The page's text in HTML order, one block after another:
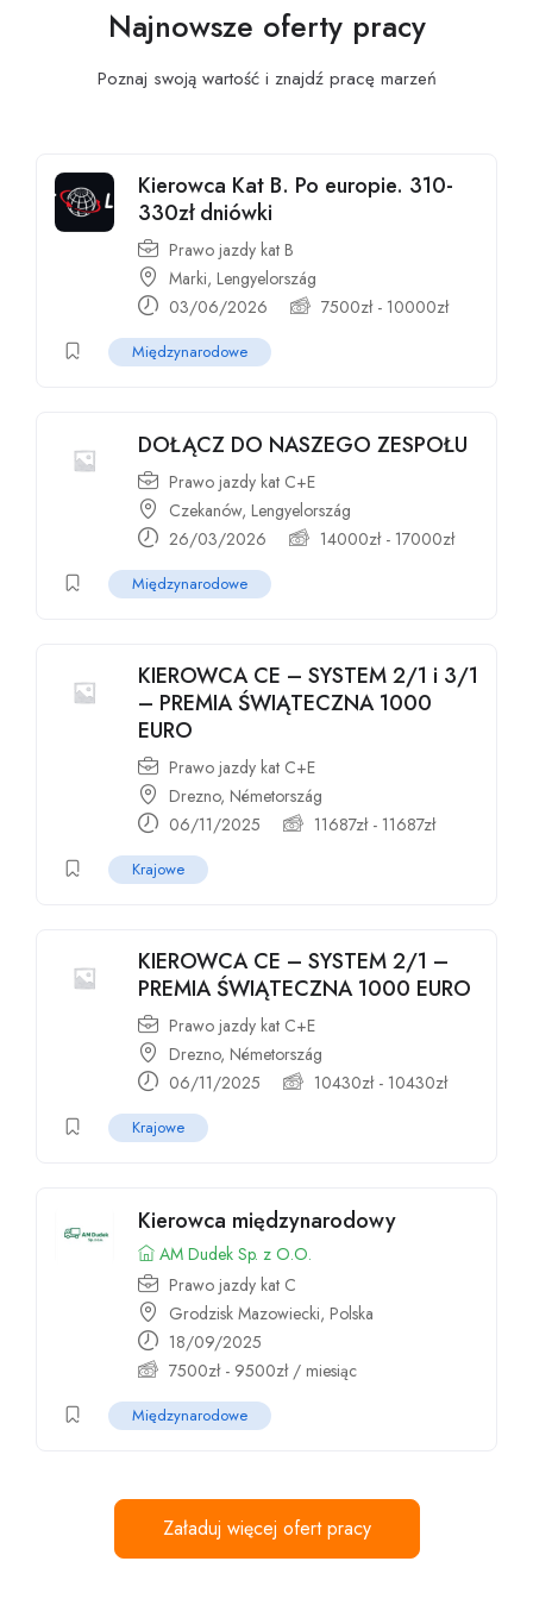
Najnowsze oferty pracy
Poznaj swoją wartość i znajdź pracę marzeń
Kierowca Kat B. Po europie. 310-
330zł dniówki
Prawo jazdy kat B
Marki, Lengyelország
03/06/2026
7500zł- 10000zł
Międzynarodowe
DOŁĄCZ DO NASZEGO ZESPOŁU
Prawo jazdy kat C+E
Czekanów, Lengyelország
26/03/2026
14000zł- 17000zł
Międzynarodowe
KIEROWCA CE – SYSTEM 2/1 i 3/1
– PREMIA ŚWIĄTECZNA 1000
EURO
Prawo jazdy kat C+E
Drezno, Németország
06/11/2025
11687zł- 11687zł
Krajowe
KIEROWCA CE – SYSTEM 2/1 –
PREMIA ŚWIĄTECZNA 1000 EURO
Prawo jazdy kat C+E
Drezno, Németország
06/11/2025
10430zł- 10430zł
Krajowe
Kierowca międzynarodowy
AM Dudek Sp. z O.O.
Prawo jazdy kat C
Grodzisk Mazowiecki, Polska
18/09/2025
7500zł- 9500zł/ miesiąc
Międzynarodowe
Załaduj więcej ofert pracy